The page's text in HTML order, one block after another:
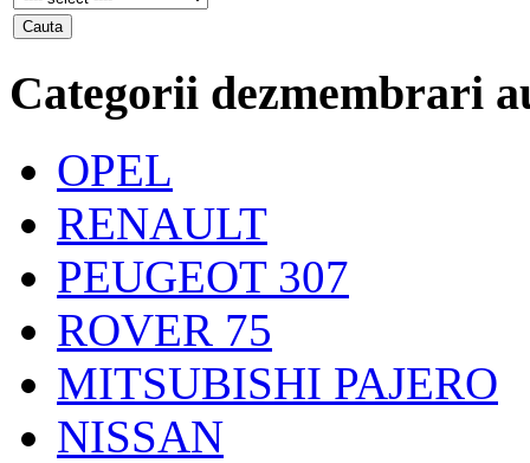
Categorii dezmembrari
OPEL
RENAULT
PEUGEOT 307
ROVER 75
MITSUBISHI PAJERO
NISSAN